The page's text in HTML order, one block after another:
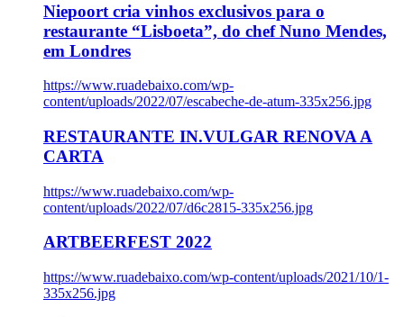
Niepoort cria vinhos exclusivos para o
restaurante “Lisboeta”, do chef Nuno Mendes,
em Londres
https://www.ruadebaixo.com/wp-
content/uploads/2022/07/escabeche-de-atum-335x256.jpg
RESTAURANTE IN.VULGAR RENOVA A
CARTA
https://www.ruadebaixo.com/wp-
content/uploads/2022/07/d6c2815-335x256.jpg
ARTBEERFEST 2022
https://www.ruadebaixo.com/wp-content/uploads/2021/10/1-
335x256.jpg